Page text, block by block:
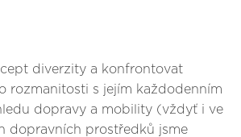
diverzity a konfrontovat
rozmanitosti s jejím každodenním
dopravy a mobility (vždyť i ve
dopravních prostředků jsme